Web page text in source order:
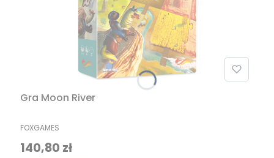
Gra Moon River
PRODUCENT
FOXGAMES
Cena promocyjna
140,80 zł